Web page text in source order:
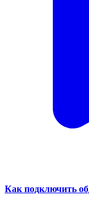
Как подключить